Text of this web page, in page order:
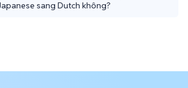
sang Dutch không?